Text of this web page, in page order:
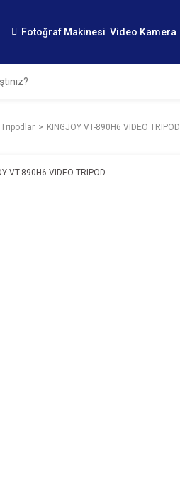
Fotoğraf Makinesi Video Kamera
Tripodlar KINGJOY VT-890H6 VIDEO TRIPOD